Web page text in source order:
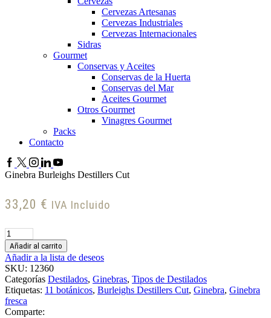
Cervezas Artesanas
Cervezas Industriales
Cervezas Internacionales
Sidras
Gourmet
Conservas y Aceites
Conservas de la Huerta
Conservas del Mar
Aceites Gourmet
Otros Gourmet
Vinagres Gourmet
Packs
Contacto
Facebook
Twitter
Instagram
Lindkedin
YouTube
Ginebra Burleighs Destillers Cut
33,20 € IVA Incluido
Ginebra
Burleighs
Destillers
Cut
cantidad
Añadir al carrito
Añadir a la lista de deseos
SKU: 12360
Categorías Destilados, Ginebras, Tipos de Destilados
Etiquetas: 11 botánicos, Burleighs Destillers Cut, Ginebra, Ginebra
fresca
Comparte: